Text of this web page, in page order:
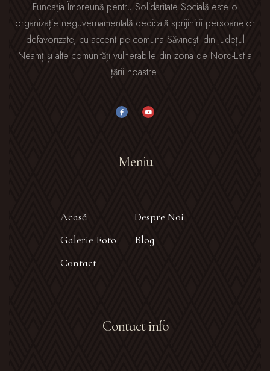
Fundația Împreună pentru Solidaritate Socială este o
organizație neguvernamentală dedicată sprijinirii persoanelor
defavorizate, cu accent pe comuna Săvinești din județul
Neamț și alte comunități vulnerabile din zona de Nord-Est a
țării noastre.
Meniu
Acasă
Despre Noi
Galerie Foto
Blog
Contact
Contact info